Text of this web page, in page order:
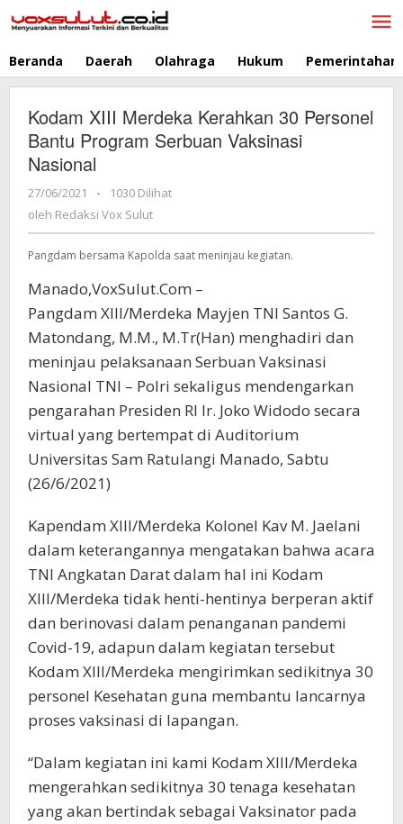
ke
Beranda Daerah Olahraga Hukum Pemerintahan
Kodam XIII Merdeka Kerahkan 30 Personel
Bantu Program Serbuan Vaksinasi
Nasional
27/06/2021
oleh
Redaksi
-
1030 Dilihat
oleh Redaksi Vox Sulut
Pangdam bersama Kapolda saat meninjau kegiatan.
Manado,VoxSulut.Com –
Pangdam XIII/Merdeka Mayjen TNI Santos G.
Matondang, M.M., M.Tr(Han) menghadiri dan
meninjau pelaksanaan Serbuan Vaksinasi
Nasional TNI – Polri sekaligus mendengarkan
pengarahan Presiden RI Ir. Joko Widodo secara
virtual yang bertempat di Auditorium
Universitas Sam Ratulangi Manado, Sabtu
(26/6/2021)
Kapendam XIII/Merdeka Kolonel Kav M. Jaelani
dalam keterangannya mengatakan bahwa acara
TNI Angkatan Darat dalam hal ini Kodam
XIII/Merdeka tidak henti-hentinya berperan aktif
dan berinovasi dalam penanganan pandemi
Covid-19, adapun dalam kegiatan tersebut
Kodam XIII/Merdeka mengirimkan sedikitnya 30
personel Kesehatan guna membantu lancarnya
proses vaksinasi di lapangan.
“Dalam kegiatan ini kami Kodam XIII/Merdeka
mengerahkan sedikitnya 30 tenaga kesehatan
yang akan bertindak sebagai Vaksinator pada